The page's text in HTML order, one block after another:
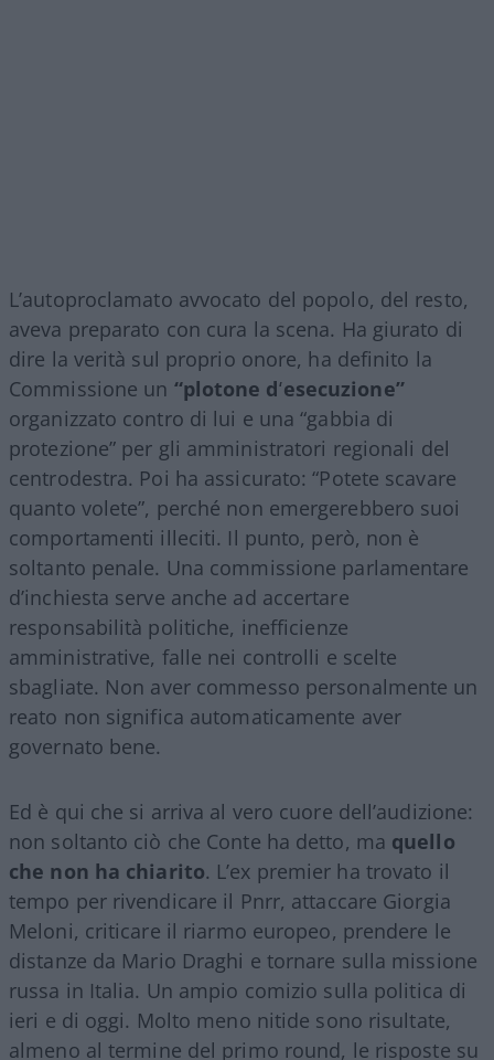
L’autoproclamato avvocato del popolo, del resto,
aveva preparato con cura la scena. Ha giurato di
dire la verità sul proprio onore, ha definito la
Commissione un “plotone d’esecuzione”
organizzato contro di lui e una “gabbia di
protezione” per gli amministratori regionali del
centrodestra. Poi ha assicurato: “Potete scavare
quanto volete”, perché non emergerebbero suoi
comportamenti illeciti. Il punto, però, non è
soltanto penale. Una commissione parlamentare
d’inchiesta serve anche ad accertare
responsabilità politiche, inefficienze
amministrative, falle nei controlli e scelte
sbagliate. Non aver commesso personalmente un
reato non significa automaticamente aver
governato bene.
Ed è qui che si arriva al vero cuore dell’audizione:
non soltanto ciò che Conte ha detto, ma quello
che non ha chiarito. L’ex premier ha trovato il
tempo per rivendicare il Pnrr, attaccare Giorgia
Meloni, criticare il riarmo europeo, prendere le
distanze da Mario Draghi e tornare sulla missione
russa in Italia. Un ampio comizio sulla politica di
ieri e di oggi. Molto meno nitide sono risultate,
almeno al termine del primo round, le risposte su